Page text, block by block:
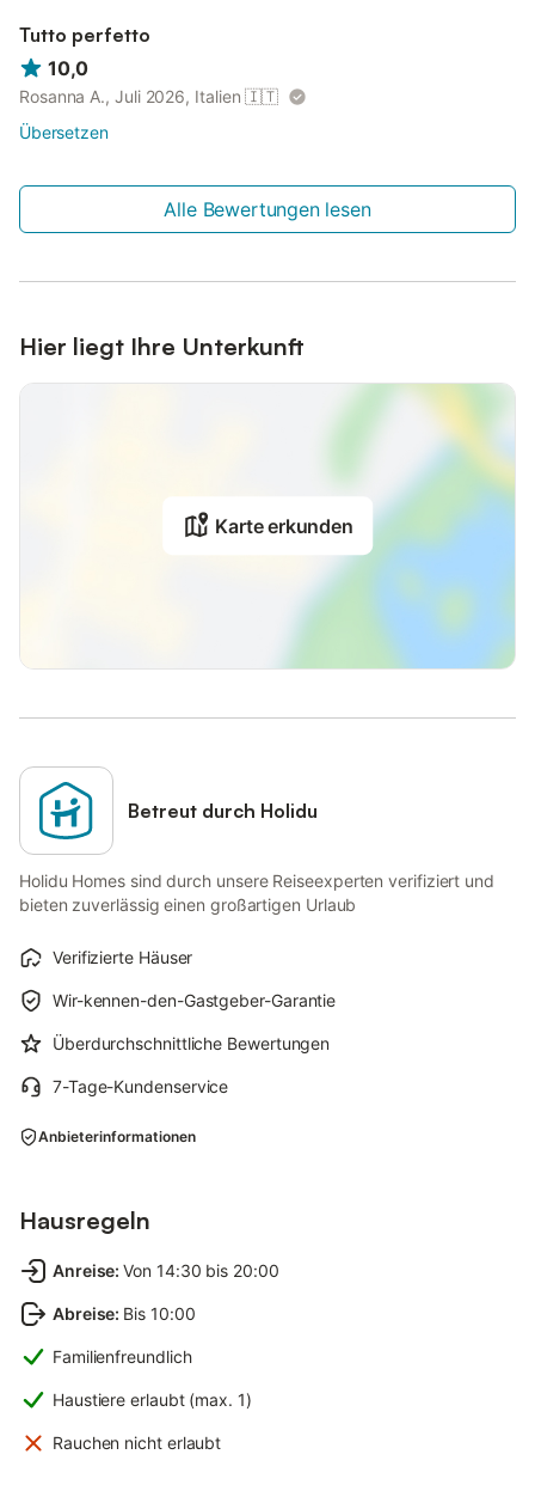
Tutto perfetto
10,0
Rosanna A., Juli 2026, Italien 🇮🇹
Übersetzen
Alle Bewertungen lesen
Hier liegt Ihre Unterkunft
Karte erkunden
Betreut durch Holidu
Holidu Homes sind durch unsere Reiseexperten verifiziert und
bieten zuverlässig einen großartigen Urlaub
Verifizierte Häuser
Wir-kennen-den-Gastgeber-Garantie
Überdurchschnittliche Bewertungen
7-Tage-Kundenservice
Anbieterinformationen
Hausregeln
Anreise: Von 14:30 bis 20:00
Abreise: Bis 10:00
Familienfreundlich
Haustiere erlaubt (max. 1)
Rauchen nicht erlaubt